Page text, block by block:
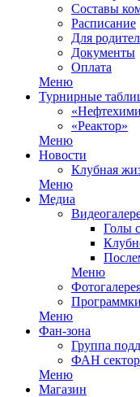
Составы
Расписание
Для
Документы
Оплата
Меню
Турнирные
«Реактор»
Меню
Новости
Клубная
Меню
Медиа
Голы
Меню
Меню
Фан-зона
Группа
ФАН сектор
Меню
Магазин